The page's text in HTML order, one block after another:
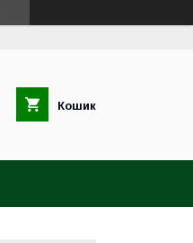
Кошик